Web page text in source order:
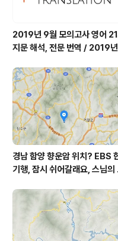
2019년 9월 모의고사 영어
지문 해석, 전문 번역 / 2019년 9
역, 평가원 2019년 고3 9월
영역 외국어영역 전문 해석,
sh to Korean translation
경남 함양 향운암 위치? EBS
기행, 잠시 쉬어갈래요, 스님의
상남도 함양군 가볼 만한 곳,
계곡 향운암 명천스님, 덕유산 황
석산 거망산 기백산